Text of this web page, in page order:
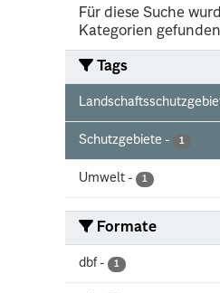
Für diese Suche
Kategorien
Tags
Schutzgebiete - 1
Umwelt - 1
Formate
dbf - 1